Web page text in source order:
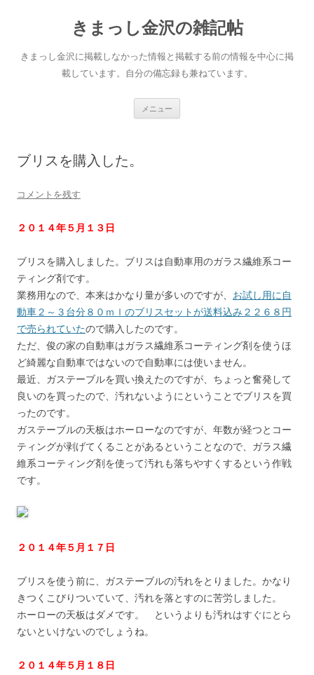
きまっし金沢の雑記帖
きまっし金沢に掲載しなかった情報と掲載する前の情報を中心に掲
載しています。自分の備忘録も兼ねています。
メニュー
ブリスを購入した。
コメントを残す
２０１４年５月１３日
ブリスを購入しました。ブリスは自動車用のガラス繊維系コー
ティング剤です。
業務用なので、本来はかなり量が多いのですが、 お試し用に自
動車２～３台分８０ｍｌのブリスセットが送料込み２２６８円
で売られていたので購入したのです。
ただ、俊の家の自動車はガラス繊維系コーティング剤を使うほ
ど綺麗な自動車ではないので自動車には使いません。
最近、ガステーブルを買い換えたのですが、ちょっと奮発して
良いのを買ったので、汚れないようにということでブリスを買
ったのです。
ガステーブルの天板はホーローなのですが、年数が経つとコー
ティングが剥げてくることがあるということなので、ガラス繊
維系コーティング剤を使って汚れも落ちやすくするという作戦
です。
２０１４年５月１７日
ブリスを使う前に、ガステーブルの汚れをとりました。かなり
きつくこびりついていて、汚れを落とすのに苦労しました。
ホーローの天板はダメです。 というよりも汚れはすぐにとら
ないといけないのでしょうね。
２０１４年５月１８日